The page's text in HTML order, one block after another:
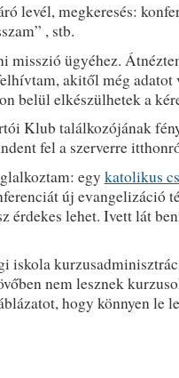
levél, megkeresés:
, stb.
misszió ügyéhez.
akitől még adatot
belül elkészülhetek a
Klub találkozójának
fel a szerverre
egy katolikus
új evangelizáció
érdekes lehet. Ivett lát
iskola
nem lesznek
hogy könnyen le